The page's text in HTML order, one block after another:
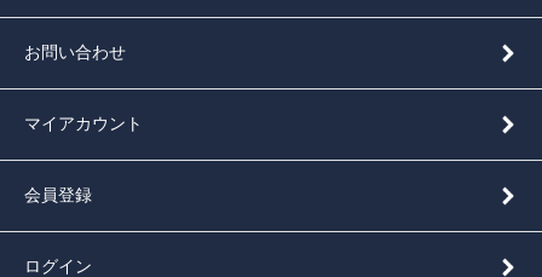
お問い合わせ
マイアカウント
会員登録
ログイン